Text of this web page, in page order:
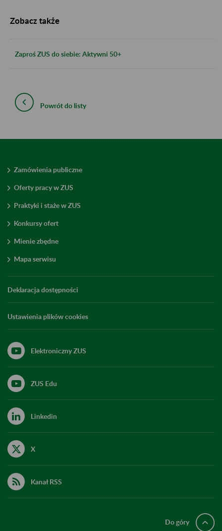
Zobacz także
Zaproś ZUS do siebie: Aktywni 50+
Powrót do listy
Zamówienia publiczne
Oferty pracy w ZUS
Praktyki i staże w ZUS
Konkursy ofert
Mienie zbędne
Mapa serwisu
Deklaracja dostępności
Ustawienia plików cookies
Elektroniczny ZUS
ZUS Edu
Linkedin
X
Kanał RSS
Do góry